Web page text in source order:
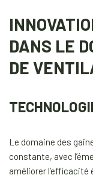
DANS LE
DE
Le domaine des
constante, avec
améliorer